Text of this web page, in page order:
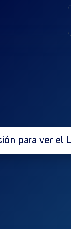
para ver el